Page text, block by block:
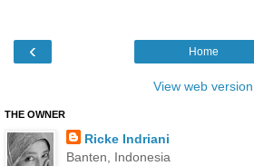
‹ Home
View web version
THE OWNER
Ricke Indriani
Banten, Indonesia